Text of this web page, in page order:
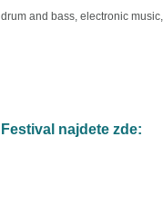
drum and bass, electronic
Festival najdete zde: